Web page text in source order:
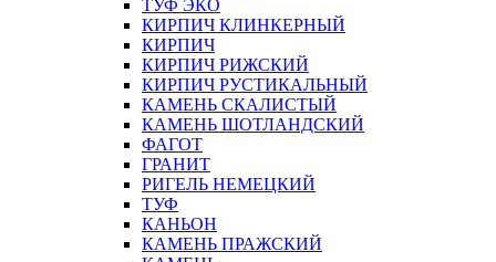
ТУФ ЭКО
КИРПИЧ КЛИНКЕРНЫЙ
КИРПИЧ
КИРПИЧ РИЖСКИЙ
КИРПИЧ РУСТИКАЛЬНЫЙ
КАМЕНЬ СКАЛИСТЫЙ
КАМЕНЬ ШОТЛАНДСКИЙ
ФАГОТ
ГРАНИТ
РИГЕЛЬ НЕМЕЦКИЙ
ТУФ
КАНЬОН
КАМЕНЬ ПРАЖСКИЙ